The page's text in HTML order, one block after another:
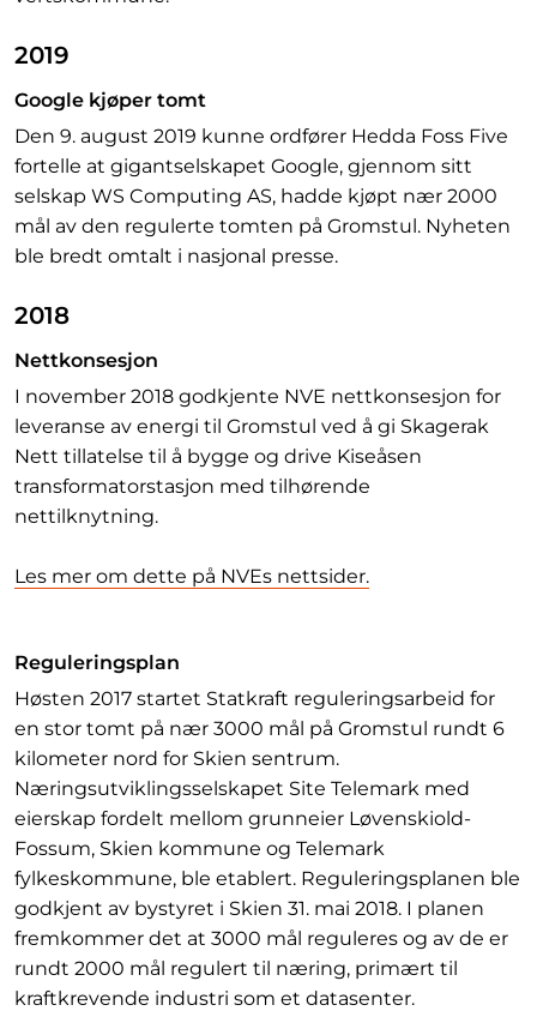
2019
Google kjøper tomt
Den 9. august 2019 kunne ordfører Hedda Foss Five
fortelle at gigantselskapet Google, gjennom sitt
selskap WS Computing AS, hadde kjøpt nær 2000
mål av den regulerte tomten på Gromstul. Nyheten
ble bredt omtalt i nasjonal presse.
2018
Nettkonsesjon
I november 2018 godkjente NVE nettkonsesjon for
leveranse av energi til Gromstul ved å gi Skagerak
Nett tillatelse til å bygge og drive Kiseåsen
transformatorstasjon med tilhørende
nettilknytning.
Les mer om dette på NVEs nettsider.
Reguleringsplan
Høsten 2017 startet Statkraft reguleringsarbeid for
en stor tomt på nær 3000 mål på Gromstul rundt 6
kilometer nord for Skien sentrum.
Næringsutviklingsselskapet Site Telemark med
eierskap fordelt mellom grunneier Løvenskiold-
Fossum, Skien kommune og Telemark
fylkeskommune, ble etablert. Reguleringsplanen ble
godkjent av bystyret i Skien 31. mai 2018. I planen
fremkommer det at 3000 mål reguleres og av de er
rundt 2000 mål regulert til næring, primært til
kraftkrevende industri som et datasenter.